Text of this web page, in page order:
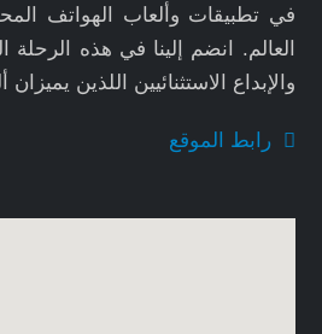
في تطبيقات وألعاب الهواتف
العالم. انضم إلينا في هذه
والإبداع الاستثنائيين اللذين يميزان
رابط الموقع